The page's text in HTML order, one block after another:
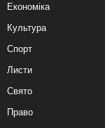
Економіка
Культура
Спорт
Листи
Свято
Право